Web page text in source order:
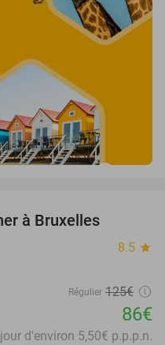
à Bruxelles
8.5 star
Régulier 125€
86€
d'environ 5,50€ p.p.p.n.